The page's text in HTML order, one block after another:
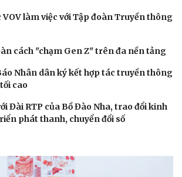
làm việc với Tập đoàn Truyền thông
cách "chạm Gen Z" trên đa nền tảng
Nhân dân ký kết hợp tác truyền thông
cao
Đài RTP của Bồ Đào Nha, trao đổi kinh
phát thanh, chuyển đổi số